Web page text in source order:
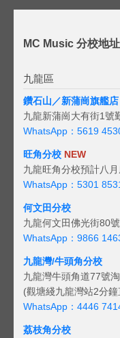
MC Music 分校地
九龍區
鑽石山／新蒲崗旗艦店
九龍新蒲崗大有街1號
WhatsApp：5619
旺角分校 NEW
九龍旺角分校預計八
WhatsApp：5301
何文田分校
九龍何文田佛光街80
WhatsApp：9866
九龍灣/牛頭角分校
九龍灣牛頭角道77號
(觀塘綫九龍灣站2分鐘
WhatsApp：4446
荔枝角分校